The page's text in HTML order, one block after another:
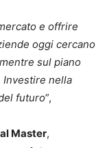
e offrire
oggi cercano
sul piano
Investire nella
futuro”,
Master,